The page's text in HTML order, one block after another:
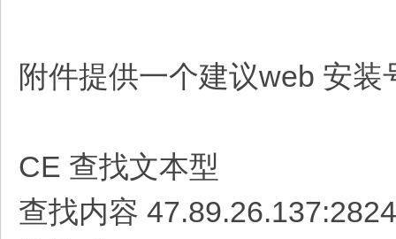
附件提供一个建议web 安装
CE 查找文本型
查找内容